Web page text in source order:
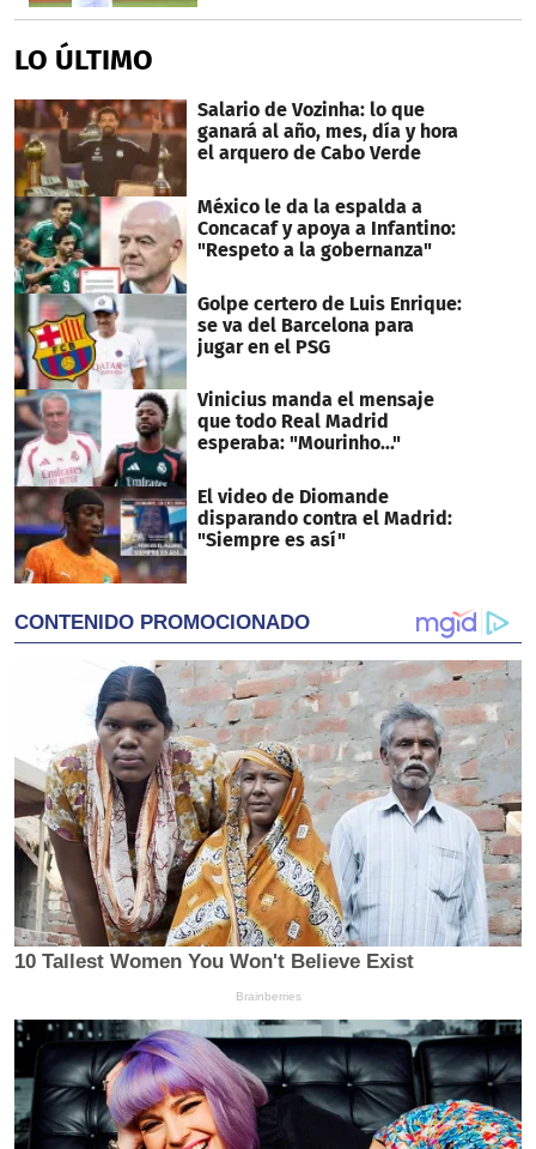
LO ÚLTIMO
Salario de Vozinha: lo que
ganará al año, mes, día y hora
el arquero de Cabo Verde
México le da la espalda a
Concacaf y apoya a Infantino:
"Respeto a la gobernanza"
Golpe certero de Luis Enrique:
se va del Barcelona para
jugar en el PSG
Vinicius manda el mensaje
que todo Real Madrid
esperaba: "Mourinho..."
El video de Diomande
disparando contra el Madrid:
"Siempre es así"